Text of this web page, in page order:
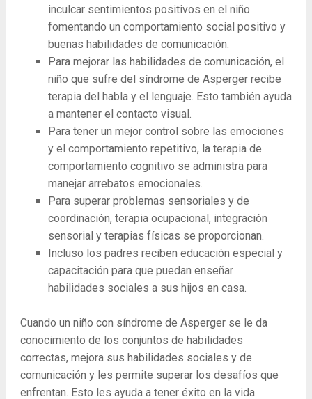
inculcar sentimientos positivos en el niño
fomentando un comportamiento social positivo y
buenas habilidades de comunicación.
Para mejorar las habilidades de comunicación, el
niño que sufre del síndrome de Asperger recibe
terapia del habla y el lenguaje. Esto también ayuda
a mantener el contacto visual.
Para tener un mejor control sobre las emociones
y el comportamiento repetitivo, la terapia de
comportamiento cognitivo se administra para
manejar arrebatos emocionales.
Para superar problemas sensoriales y de
coordinación, terapia ocupacional, integración
sensorial y terapias físicas se proporcionan.
Incluso los padres reciben educación especial y
capacitación para que puedan enseñar
habilidades sociales a sus hijos en casa.
Cuando un niño con síndrome de Asperger se le da
conocimiento de los conjuntos de habilidades
correctas, mejora sus habilidades sociales y de
comunicación y les permite superar los desafíos que
enfrentan. Esto les ayuda a tener éxito en la vida.